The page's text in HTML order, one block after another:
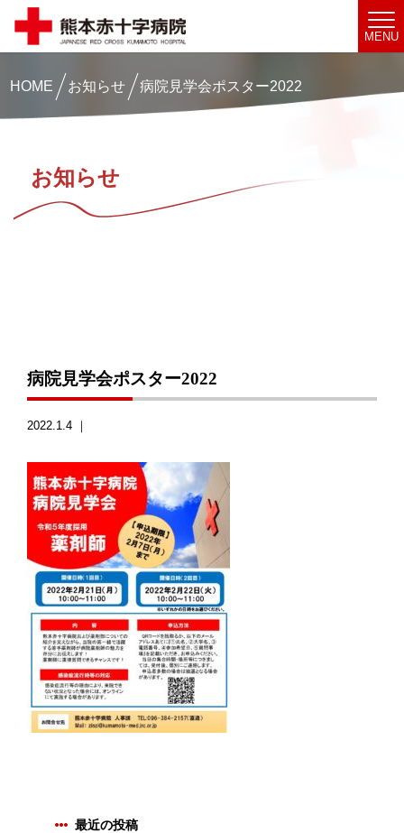
MENU
HOME お知らせ 病院見学会ポスター2022
お知らせ
病院見学会ポスター2022
2022.1.4 ｜
最近の投稿